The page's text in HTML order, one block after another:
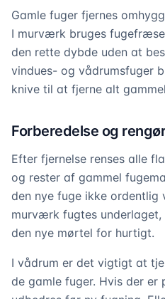
Gamle fuger fjernes
I murværk bruges
den rette dybde uden at
vindues- og vådrumsfuger
knive til at fjerne alt
Forberedelse og
Efter fjernelse renses alle
og rester af gammel
den nye fuge ikke ordentlig
murværk fugtes
den nye mørtel for hurtigt.
I vådrum er det vigtigt at
de gamle fuger. Hvis der er